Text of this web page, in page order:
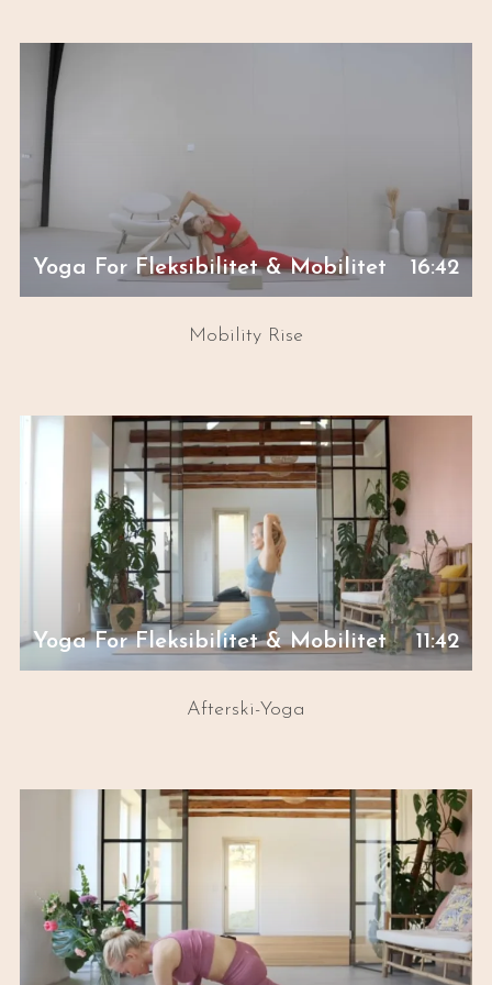
Yoga For Fleksibilitet & Mobilitet 16:42
Mobility Rise
Yoga For Fleksibilitet & Mobilitet 11:42
Afterski-Yoga